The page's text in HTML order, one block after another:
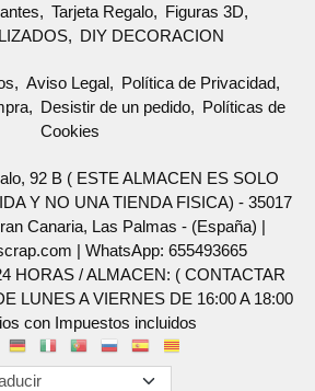
Tarjeta Regalo
Figuras 3D
DIY DECORACION
Aviso Legal
Política de Privacidad
Desistir de un pedido
Políticas de
Cookies
92 B ( ESTE ALMACEN ES SOLO
Y NO UNA TIENDA FISICA) - 35017
Canaria, Las Palmas - (España) |
| WhatsApp: 655493665
HORAS / ALMACEN: ( CONTACTAR
LUNES A VIERNES DE 16:00 A 18:00
con Impuestos incluidos